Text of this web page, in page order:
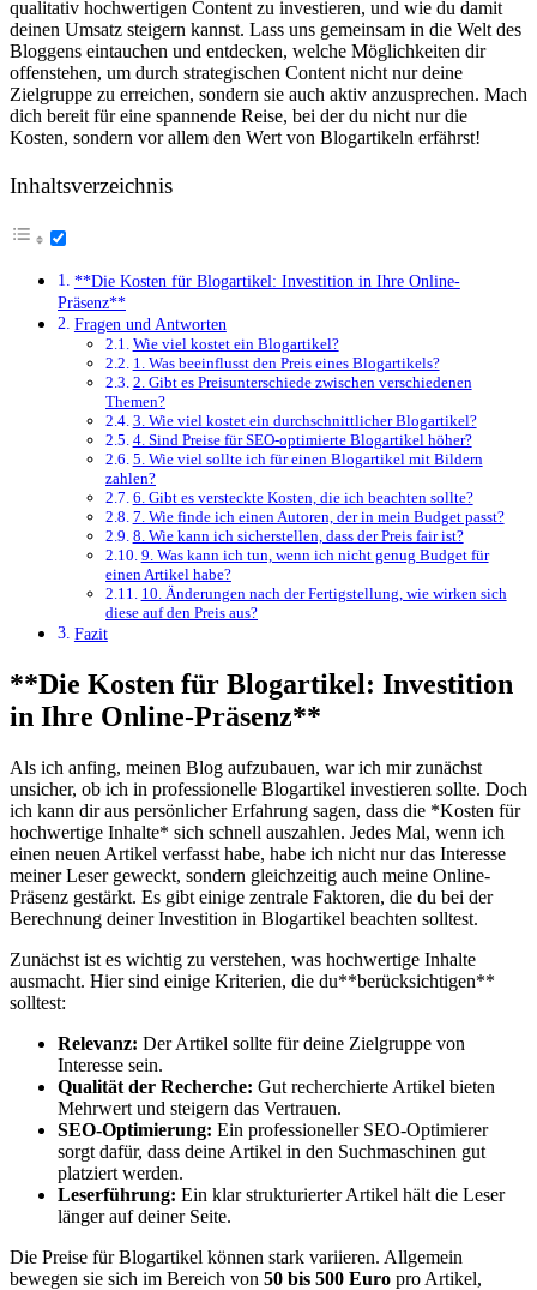
qualitativ hochwertigen Content zu investieren, und ‍wie ‍du damit
deinen Umsatz steigern‍ kannst. Lass uns gemeinsam in die Welt des
Bloggens eintauchen und entdecken, welche Möglichkeiten dir
⁣offenstehen, um durch strategischen ​Content nicht nur deine
Zielgruppe zu erreichen, sondern sie auch aktiv anzusprechen. Mach
dich bereit für eine spannende Reise, bei‍ der du nicht nur die
Kosten, sondern vor allem⁣ den ⁣Wert von Blogartikeln erfährst!
Inhaltsverzeichnis
**Die ⁤Kosten für Blogartikel: Investition in ‍Ihre Online-
Präsenz**
Fragen ‍und Antworten
Wie viel kostet​ ein Blogartikel?
1. Was beeinflusst den Preis eines Blogartikels?
2. Gibt es Preisunterschiede zwischen verschiedenen
Themen?
3. Wie viel kostet ein ​durchschnittlicher Blogartikel?
4. Sind Preise für SEO-optimierte Blogartikel höher?
5. ‍Wie viel sollte ich für einen Blogartikel mit Bildern
zahlen?
6. Gibt es versteckte Kosten, die‍ ich beachten sollte?
7. Wie finde ich einen Autoren, der in mein Budget passt?
8. Wie kann​ ich sicherstellen, dass der Preis fair ist?
9. Was kann ich tun, wenn ich nicht genug Budget für
einen Artikel habe?
10. Änderungen nach der Fertigstellung, ​wie wirken sich
diese auf den Preis aus?
Fazit
**Die ⁤Kosten für Blogartikel: Investition
in ‍Ihre Online-Präsenz**
Als ich anfing, meinen Blog aufzubauen, war ich mir zunächst
unsicher,⁣ ob ich​ in professionelle Blogartikel investieren sollte. Doch
ich kann dir ‌aus persönlicher Erfahrung sagen, dass die *Kosten für
hochwertige Inhalte* sich schnell auszahlen. Jedes Mal, wenn ich
einen neuen Artikel verfasst habe, habe⁤ ich nicht nur das Interesse
meiner Leser geweckt, sondern gleichzeitig auch meine Online-
Präsenz gestärkt. Es gibt einige zentrale Faktoren, ‌die du‍ bei der
Berechnung deiner Investition in Blogartikel beachten⁢ solltest.
Zunächst ist es‍ wichtig zu⁤ verstehen, was hochwertige Inhalte
ausmacht. Hier sind einige⁣ Kriterien, die ​du**berücksichtigen**
solltest:
Relevanz: Der Artikel sollte‍ für ⁤deine Zielgruppe ‌von
Interesse sein.
Qualität der Recherche: Gut recherchierte Artikel bieten
Mehrwert und steigern das Vertrauen.
SEO-Optimierung: Ein ⁣professioneller SEO-Optimierer
sorgt dafür, dass deine Artikel in den Suchmaschinen gut
platziert ⁣werden.
Leserführung: Ein klar strukturierter⁢ Artikel hält⁢ die Leser
länger auf deiner Seite.
Die ⁢Preise für Blogartikel können stark variieren. Allgemein
bewegen sie sich im Bereich von 50 bis 500 Euro pro Artikel,